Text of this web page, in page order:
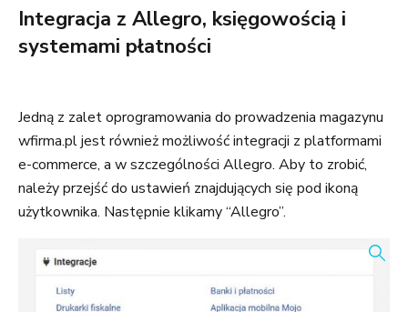
Integracja z Allegro, księgowością i
systemami płatności
Jedną z zalet oprogramowania do prowadzenia magazynu
wfirma.pl jest również możliwość integracji z platformami
e-commerce, a w szczególności Allegro. Aby to zrobić,
należy przejść do ustawień znajdujących się pod ikoną
użytkownika. Następnie klikamy “Allegro”.